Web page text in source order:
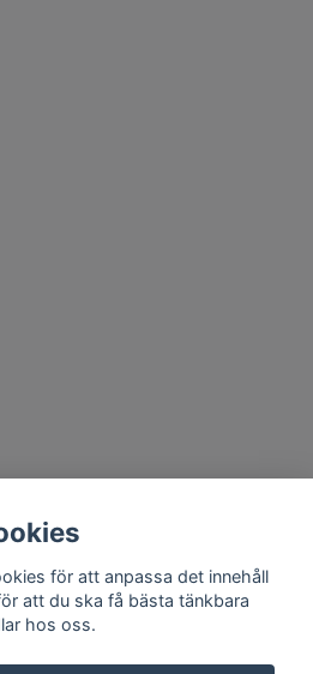
för att anpassa det innehåll
att du ska få bästa tänkbara
hos oss.